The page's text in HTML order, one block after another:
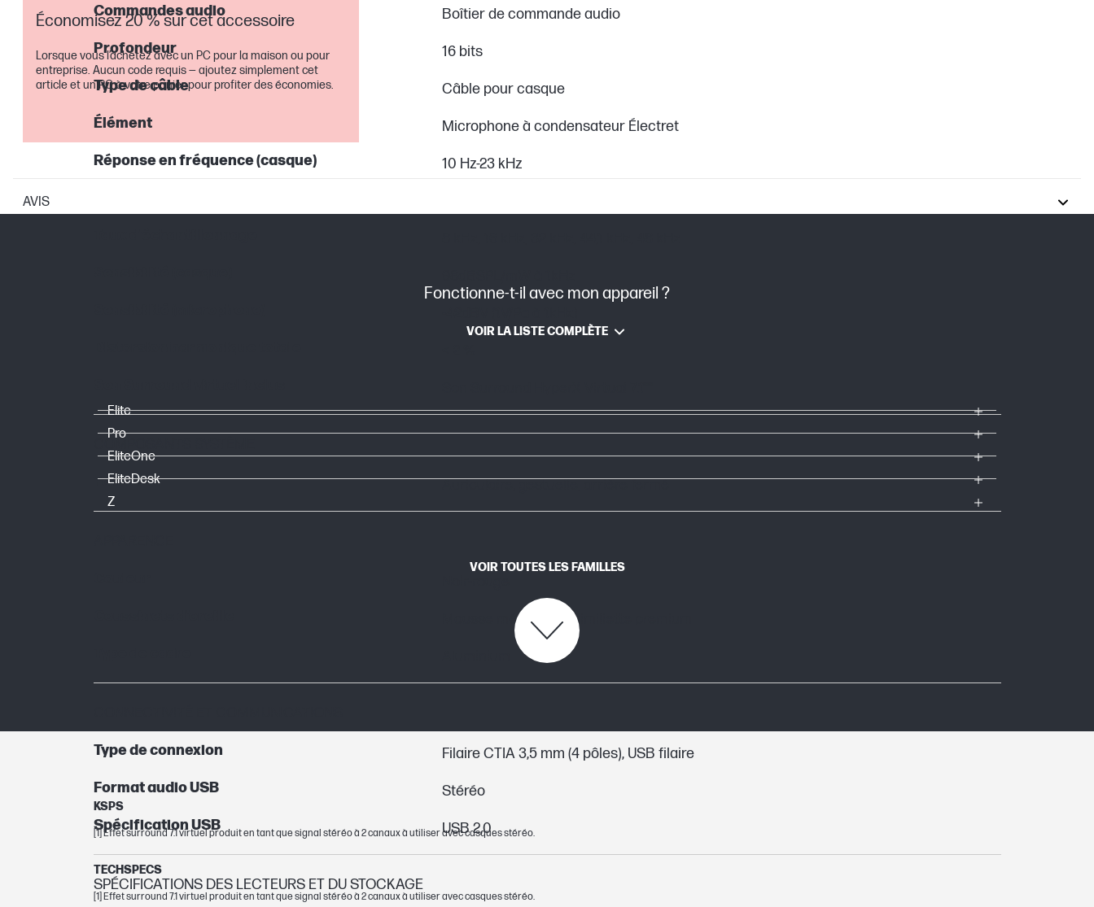
Commandes audio
Boîtier de commande audio
Profondeur
16 bits
Type de câble
Câble pour casque
Élément
Microphone à condensateur Électret
Réponse en fréquence (casque)
10 Hz-23 kHz
Format Auriculaire, gestuelle, arrière fermé
Mousse mémoire et similiette premium
Type de connexion
Filaire CTIA 3,5 mm (4 pôles), USB filaire
Format audio USB
Stéréo
Spécification USB
USB 2,0
SPÉCIFICATIONS DES LECTEURS ET DU STOCKAGE
Économisez 20 % sur cet accessoire
Lorsque vous l’achetez avec un PC pour la maison ou pour
entreprise. Aucun code requis — ajoutez simplement cet
article et un PC à votre panier pour profiter des économies.
AVIS
Fonctionne-t-il avec mon appareil ?
VOIR LA LISTE COMPLÈTE
Elite
Pro
EliteOne
EliteDesk
Z
VOIR TOUTES LES FAMILLES
KSPS
[1] Effet surround 7.1 virtuel produit en tant que signal stéréo à 2 canaux à utiliser avec casques stéréo.
TECHSPECS
[1] Effet surround 7.1 virtuel produit en tant que signal stéréo à 2 canaux à utiliser avec casques stéréo.